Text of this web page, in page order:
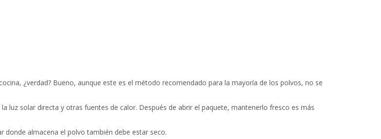
¿verdad? Bueno, aunque este es el método recomendado para la mayoría de los polvos, no se
luz solar directa y otras fuentes de calor. Después de abrir el paquete, mantenerlo fresco es más
donde almacena el polvo también debe estar seco.